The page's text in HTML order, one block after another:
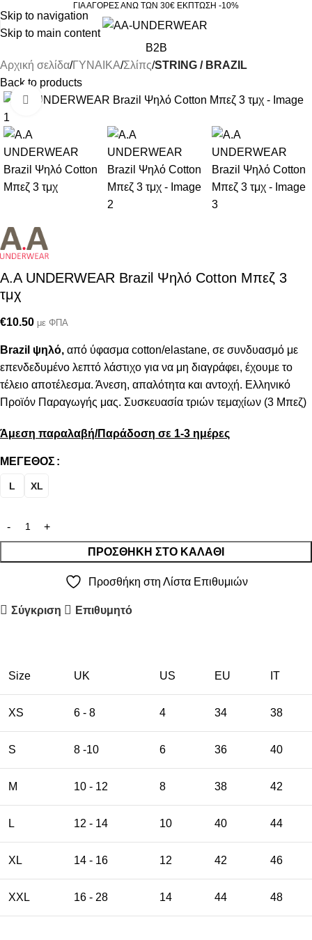
Skip to navigation
Skip to main content
ΓΙΑ ΑΓΟΡΕΣ ΑΝΩ ΤΩΝ 30€ ΕΚΠΤΩΣΗ -10%
B2B
Αρχική σελίδα ΓΥΝΑΙΚΑ Σλίπς STRING / BRAZIL
Back to products
Click to enlarge
Α.A UNDERWEAR Brazil Ψηλό Cotton Μπεζ 3
τμχ
€10.50 με ΦΠΑ
Brazil ψηλό, από ύφασμα cotton/elastane, σε συνδυασμό με
επενδεδυμένο λεπτό λάστιχο για να μη διαγράφει, έχουμε το
τέλειο αποτέλεσμα. Άνεση, απαλότητα και αντοχή. Ελληνικό
Προϊόν Παραγωγής μας. Συσκευασία τριών τεμαχίων (3 Μπεζ)
Άμεση παραλαβή/Παράδοση σε 1-3 ημέρες
ΜΈΓΕΘΟΣ
L XL
ΠΡΟΣΘΉΚΗ ΣΤΟ ΚΑΛΆΘΙ
Προσθήκη στη Λίστα Επιθυμιών
Σύγκριση Επιθυμητό
Size UK US EU ΙΤ
XS 6 - 8 4 34 38
S 8 -10 6 36 40
M 10 - 12 8 38 42
L 12 - 14 10 40 44
XL 14 - 16 12 42 46
XXL 16 - 28 14 44 48